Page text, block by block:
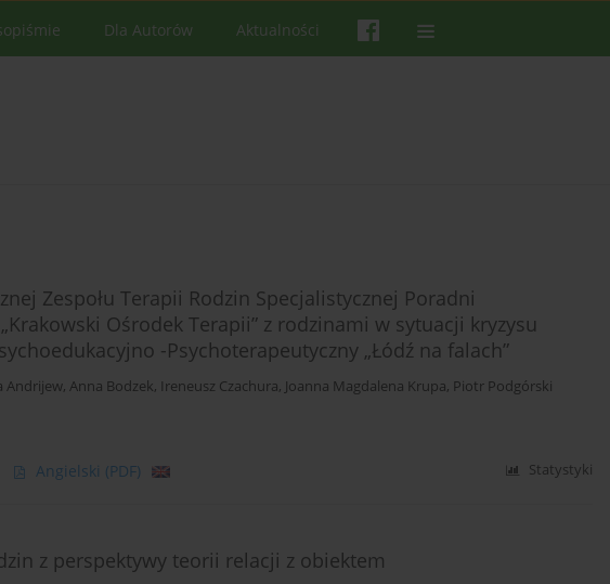
Dla Autorów Aktualności
Zespołu Terapii Rodzin Specjalistycznej Poradni
Ośrodek Terapii” z rodzinami w sytuacji kryzysu
-Psychoterapeutyczny „Łódź na falach”
Andrijew, Anna Bodzek, Ireneusz Czachura, Joanna Magdalena Krupa, Piotr Podgórski
Angielski (PDF) Statystyki
z perspektywy teorii relacji z obiektem